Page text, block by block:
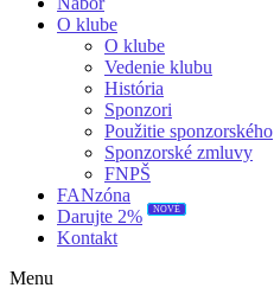
O klube
O klube
Vedenie klubu
História
Sponzori
Použitie sponzorského
Sponzorské zmluvy
FNPŠ
FANzóna
Darujte 2%
NOVÉ
Kontakt
Menu